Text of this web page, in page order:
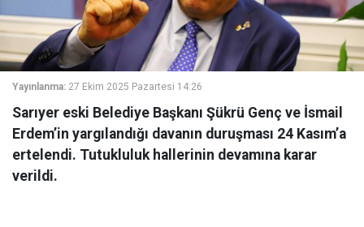
Yayınlanma: 27 Ekim 2025 Pazartesi 14:26
Sarıyer eski Belediye Başkanı Şükrü Genç ve İsmail
Erdem’in yargılandığı davanın duruşması 24 Kasım’a
ertelendi. Tutukluluk hallerinin devamına karar
verildi.